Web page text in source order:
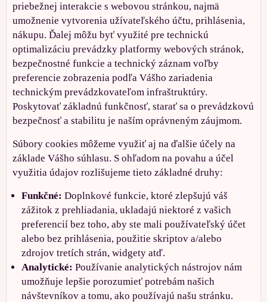
priebežnej interakcie s webovou stránkou, najmä
umožnenie vytvorenia užívateľského účtu, prihlásenia,
nákupu. Ďalej môžu byť využité pre technickú
optimalizáciu prevádzky platformy webových stránok,
bezpečnostné funkcie a technický záznam voľby
preferencie zobrazenia podľa Vášho zariadenia
technickým prevádzkovateľom infraštruktúry.
Poskytovať základnú funkčnosť, starať sa o prevádzkovú
bezpečnosť a stabilitu je naším oprávneným záujmom.
Súbory cookies môžeme využiť aj na ďalšie účely na
základe Vášho súhlasu. S ohľadom na povahu a účel
využitia údajov rozlišujeme tieto základné druhy:
Funkčné: Doplnkové funkcie, ktoré zlepšujú váš
zážitok z prehliadania, ukladajú niektoré z vašich
preferencií bez toho, aby ste mali používateľský účet
alebo bez prihlásenia, použitie skriptov a/alebo
zdrojov tretích strán, widgety atď.
Analytické: Používanie analytických nástrojov nám
umožňuje lepšie porozumieť potrebám našich
návštevníkov a tomu, ako používajú našu stránku.